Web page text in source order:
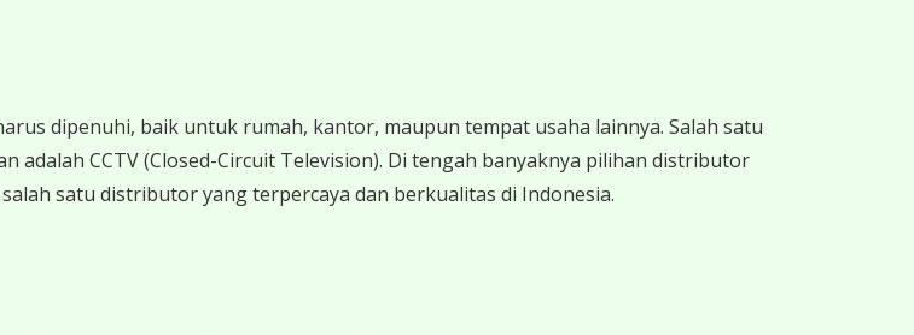
dipenuhi, baik untuk rumah, kantor, maupun tempat usaha lainnya. Salah satu
CCTV (Closed-Circuit Television). Di tengah banyaknya pilihan distributor
satu distributor yang terpercaya dan berkualitas di Indonesia.